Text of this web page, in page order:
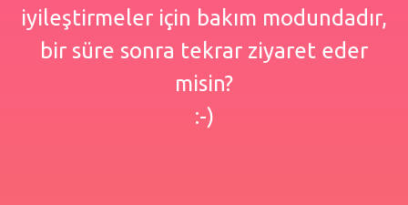
iyileştirmeler için bakım modundadır,
bir süre sonra tekrar ziyaret eder
misin?
:-)